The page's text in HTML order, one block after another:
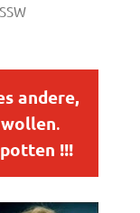
andere,
.
!!!